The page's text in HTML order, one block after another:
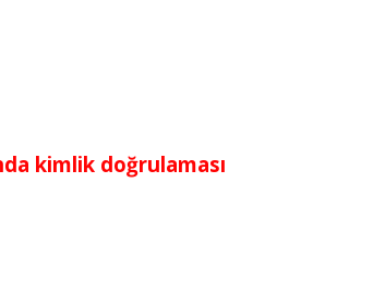
kimlik doğrulaması